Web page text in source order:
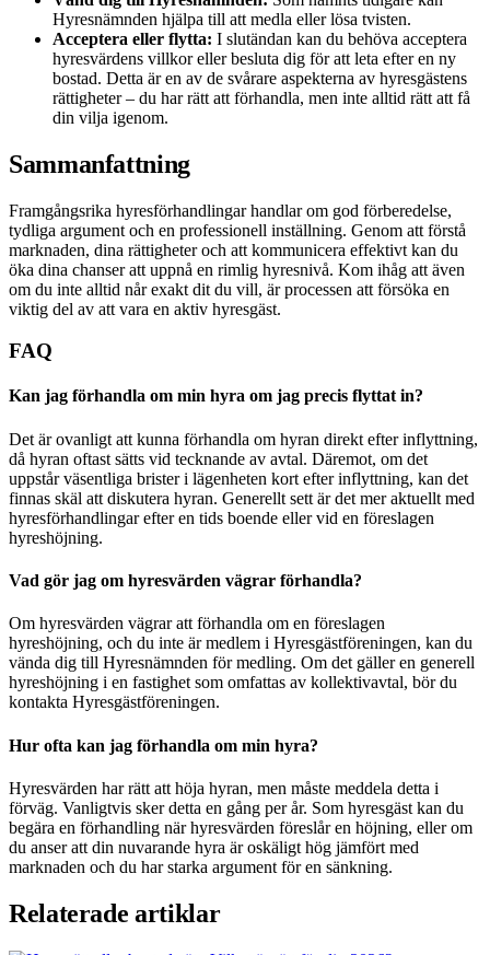
Hyresnämnden hjälpa till att medla eller lösa tvisten.
Acceptera eller flytta: I slutändan kan du behöva acceptera
hyresvärdens villkor eller besluta dig för att leta efter en ny
bostad. Detta är en av de svårare aspekterna av hyresgästens
rättigheter – du har rätt att förhandla, men inte alltid rätt att få
din vilja igenom.
Sammanfattning
Framgångsrika hyresförhandlingar handlar om god förberedelse,
tydliga argument och en professionell inställning. Genom att förstå
marknaden, dina rättigheter och att kommunicera effektivt kan du
öka dina chanser att uppnå en rimlig hyresnivå. Kom ihåg att även
om du inte alltid når exakt dit du vill, är processen att försöka en
viktig del av att vara en aktiv hyresgäst.
FAQ
Kan jag förhandla om min hyra om jag precis flyttat in?
Det är ovanligt att kunna förhandla om hyran direkt efter inflyttning,
då hyran oftast sätts vid tecknande av avtal. Däremot, om det
uppstår väsentliga brister i lägenheten kort efter inflyttning, kan det
finnas skäl att diskutera hyran. Generellt sett är det mer aktuellt med
hyresförhandlingar efter en tids boende eller vid en föreslagen
hyreshöjning.
Vad gör jag om hyresvärden vägrar förhandla?
Om hyresvärden vägrar att förhandla om en föreslagen
hyreshöjning, och du inte är medlem i Hyresgästföreningen, kan du
vända dig till Hyresnämnden för medling. Om det gäller en generell
hyreshöjning i en fastighet som omfattas av kollektivavtal, bör du
kontakta Hyresgästföreningen.
Hur ofta kan jag förhandla om min hyra?
Hyresvärden har rätt att höja hyran, men måste meddela detta i
förväg. Vanligtvis sker detta en gång per år. Som hyresgäst kan du
begära en förhandling när hyresvärden föreslår en höjning, eller om
du anser att din nuvarande hyra är oskäligt hög jämfört med
marknaden och du har starka argument för en sänkning.
Relaterade artiklar